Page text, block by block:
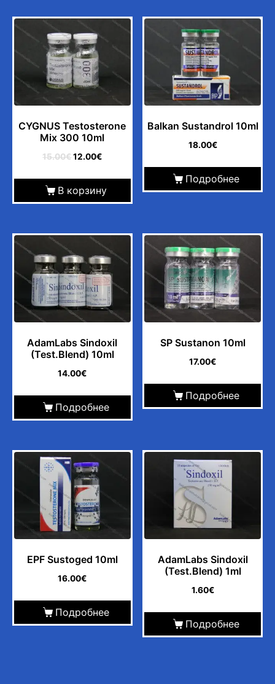
CYGNUS Testosterone
Mix 300 10ml
15.00€ 12.00€
В корзину
Balkan Sustandrol 10ml
18.00€
Подробнее
AdamLabs Sindoxil
(Test.Blend) 10ml
14.00€
Подробнее
SP Sustanon 10ml
17.00€
Подробнее
EPF Sustoged 10ml
16.00€
Подробнее
AdamLabs Sindoxil
(Test.Blend) 1ml
1.60€
Подробнее